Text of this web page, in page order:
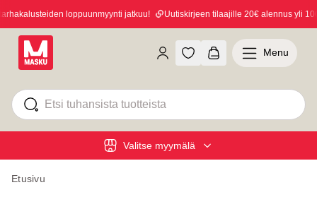
loppuunmyynti jatkuu! Uutiskirjeen tilaajille 20€ alennus yli
Valitse myymälä
Menu
Etusivu